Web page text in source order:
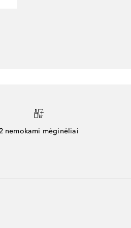
nemokami mėginėliai